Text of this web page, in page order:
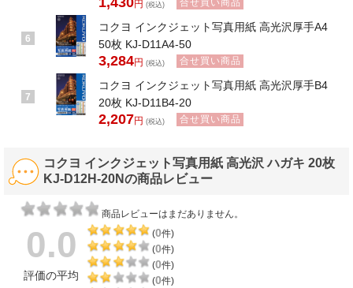
円 (税込) 合せ買い商品
6
コクヨ インクジェット写真用紙 高光沢厚手A4
50枚 KJ-D11A4-50
3,284円 (税込) 合せ買い商品
7
コクヨ インクジェット写真用紙 高光沢厚手B4
20枚 KJ-D11B4-20
2,207円 (税込) 合せ買い商品
コクヨ インクジェット写真用紙 高光沢 ハガキ 20枚
KJ-D12H-20Nの商品レビュー
商品レビューはまだありません。
0.0
評価の平均
(0件)
(0件)
(0件)
(0件)